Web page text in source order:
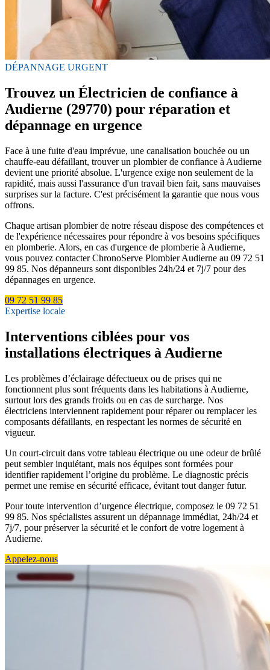
DÉPANNAGE URGENT
Trouvez un Électricien de confiance à
Audierne (29770) pour réparation et
dépannage en urgence
Face à une fuite d'eau imprévue, une canalisation bouchée ou un
chauffe-eau défaillant, trouver un plombier de confiance à Audierne
devient une priorité absolue. L'urgence exige non seulement de la
rapidité, mais aussi l'assurance d'un travail bien fait, sans mauvaises
surprises sur la facture. C'est précisément la garantie que nous vous
offrons.
Chaque artisan plombier de notre réseau dispose des compétences et
de l'expérience nécessaires pour répondre à vos besoins spécifiques
en plomberie. Alors, en cas d'urgence de plomberie à Audierne,
vous pouvez contacter ChronoServe Plombier Audierne au 09 72 51
99 85. Nos dépanneurs sont disponibles 24h/24 et 7j/7 pour des
dépannages en urgence.
09 72 51 99 85
Expertise locale
Interventions ciblées pour vos
installations électriques à Audierne
Les problèmes d’éclairage défectueux ou de prises qui ne
fonctionnent plus sont fréquents dans les habitations à Audierne,
surtout lors des grands froids ou en cas de surcharge. Nos
électriciens interviennent rapidement pour réparer ou remplacer les
composants défaillants, en respectant les normes de sécurité en
vigueur.
Un court-circuit dans votre tableau électrique ou une odeur de brûlé
peut sembler inquiétant, mais nos équipes sont formées pour
identifier rapidement l’origine du problème. Le diagnostic précis
permet une remise en sécurité efficace, évitant tout danger futur.
Pour toute intervention d’urgence électrique, composez le 09 72 51
99 85. Nos spécialistes assurent un dépannage immédiat, 24h/24 et
7j/7, pour préserver la sécurité et le confort de votre logement à
Audierne.
Appelez-nous